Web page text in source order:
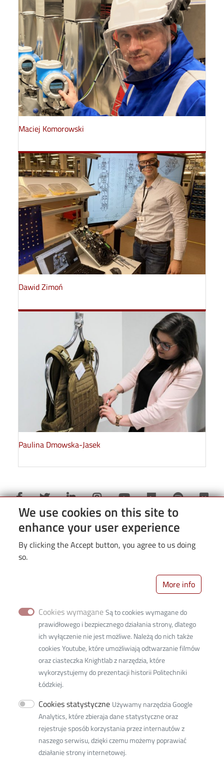
We use cookies on this site to
enhance your user experience
By clicking the Accept button, you agree to us doing
so.
More info
Cookies wymagane Są to cookies wymagane do
prawidłowego i bezpiecznego działania strony, dlatego
ich wyłączenie nie jest możliwe. Należą do nich także
cookies Youtube, które umożliwiają odtwarzanie filmów
oraz ciasteczka Knightlab z narzędzia, które
wykorzystujemy do prezentacji historii Politechniki
Łódzkiej.
Cookies statystyczne Używamy narzędzia Google
Analytics, które zbieraja dane statystyczne oraz
rejestruje sposób korzystania przez internautów z
naszego serwisu, dzięki czemu możemy poprawiać
działanie strony internetowej.
Maciej Komorowski
Dawid Zimoń
Paulina Dmowska-Jasek
Lodz University of Technology
116 Zeromskiego Street
90-924 Lodz, Poland
727 002 18 95
Partnerzy jubileuszu i Wielkiego
Partnerzy Wielkiego Turnieju PŁ:
Links